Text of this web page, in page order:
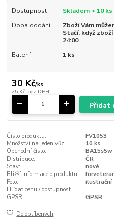
Dostupnost
Skladem > 10 ks
Doba dodání
Zboží Vám
Stačí, když
24:00
Balení
1 ks
30 Kč/ks
25 Kč bez DPH
Přidat
Číslo produktu:
FV1053
Množství na jeden vůz:
10 ks
Obchodní číslo:
BA15s5w
Distribuce:
ČR
Stav:
nové
Bližší informace o produktu:
Foto:
ilustrační
Hlídat cenu / dostupnost
GPSR:
GPSR
Do oblíbených